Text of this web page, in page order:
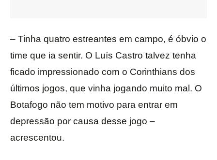
– Tinha quatro estreantes em campo, é óbvio o
time que ia sentir. O Luís Castro talvez tenha
ficado impressionado com o Corinthians dos
últimos jogos, que vinha jogando muito mal. O
Botafogo não tem motivo para entrar em
depressão por causa desse jogo –
acrescentou.